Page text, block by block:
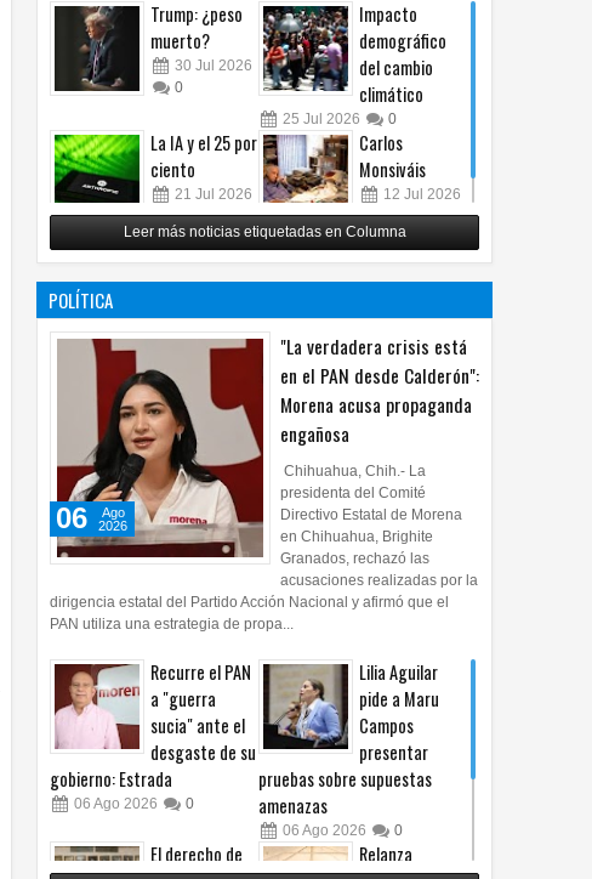
Trump: ¿peso
muerto?
30 Jul 2026
0
Impacto
demográfico
del cambio
climático
25 Jul 2026 0
La IA y el 25 por
ciento
21 Jul 2026
0
Carlos
Monsiváis
12 Jul 2026
0
Leer más noticias etiquetadas en Columna
POLÍTICA
"La verdadera crisis está
en el PAN desde Calderón":
Morena acusa propaganda
engañosa
06
Ago
2026
Chihuahua, Chih.- La
presidenta del Comité
Directivo Estatal de Morena
en Chihuahua, Brighite
Granados, rechazó las
acusaciones realizadas por la
dirigencia estatal del Partido Acción Nacional y afirmó que el
PAN utiliza una estrategia de propa...
Recurre el PAN
a "guerra
sucia" ante el
desgaste de su
gobierno: Estrada
06 Ago 2026 0
Lilia Aguilar
pide a Maru
Campos
presentar
pruebas sobre supuestas
amenazas
06 Ago 2026 0
El derecho de
Relanza